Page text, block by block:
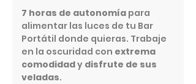
7 horas de autonomía para
alimentar las luces de tu Bar
Portátil donde quieras. Trabaje
en la oscuridad con extrema
comodidady disfrute de sus
veladas.